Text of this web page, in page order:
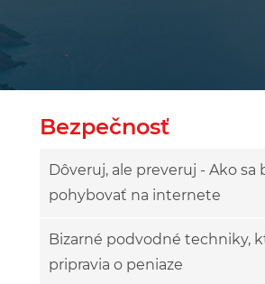
Bezpečnosť
Dôveruj, ale preveruj - Ako sa
pohybovať na internete
Bizarné podvodné techniky,
pripravia o peniaze